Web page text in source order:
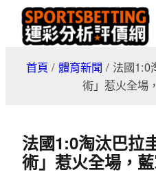
首頁 / 體育新聞 / 法國1:0
術」惹火全場
法國1:0淘汰巴拉
術」惹火全場，